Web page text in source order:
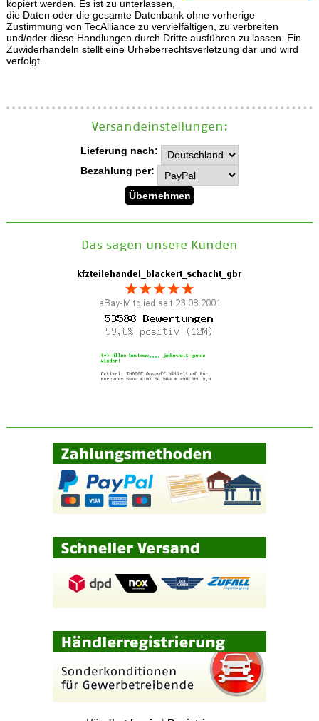
kopiert werden. Es ist zu unterlassen,
die Daten oder die gesamte Datenbank ohne vorherige
Zustimmung von TecAlliance zu vervielfältigen, zu verbreiten
und/oder diese Handlungen durch Dritte ausführen zu lassen. Ein
Zuwiderhandeln stellt eine Urheberrechtsverletzung dar und wird
verfolgt.
Versand­einstellungen:
Lieferung nach:
Bezahlung per:
Das sagen unsere Kunden